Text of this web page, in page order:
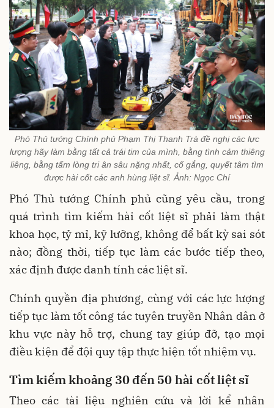
Phó Thủ tướng Chính phủ Phạm Thị Thanh Trà đề nghị các lực
lượng hãy làm bằng tất cả trái tim của mình, bằng tình cảm thiêng
liêng, bằng tấm lòng tri ân sâu nặng nhất, cố gắng, quyết tâm tìm
được hài cốt các anh hùng liệt sĩ. Ảnh: Ngọc Chí
Phó Thủ tướng Chính phủ cũng yêu cầu, trong
quá trình tìm kiếm hài cốt liệt sĩ phải làm thật
khoa học, tỷ mỉ, kỹ lưỡng, không để bất kỳ sai sót
nào; đồng thời, tiếp tục làm các bước tiếp theo,
xác định được danh tính các liệt sĩ.
Chính quyền địa phương, cùng với các lực lượng
tiếp tục làm tốt công tác tuyên truyền Nhân dân ở
khu vực này hỗ trợ, chung tay giúp đỡ, tạo mọi
điều kiện để đội quy tập thực hiện tốt nhiệm vụ.
Tìm kiếm khoảng 30 đến 50 hài cốt liệt sĩ
Theo các tài liệu nghiên cứu và lời kể nhân